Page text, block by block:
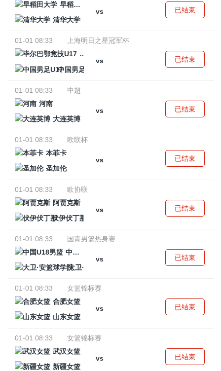
早稻田大学
vs
清华大学
已结束
01-01 08:33
上海明日之星冠军杯
毕尔巴鄂竞技U17
vs
中国男足U17
已结束
01-01 08:33
中超
河南
vs
大连英博
已结束
01-01 08:33
欧联杯
本菲卡
vs
圣加伦
已结束
01-01 08:33
欧协联
阿贾克斯
vs
伏伊伏丁那
已结束
01-01 08:33
国青男篮热身赛
中国U18男篮
vs
大卫·安篮球学院
已结束
01-01 08:33
女篮锦标赛
合肥女篮
vs
山东女篮
已结束
01-01 08:33
女篮锦标赛
武汉女篮
vs
新疆女篮
已结束